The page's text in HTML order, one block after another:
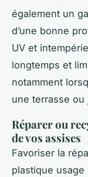
également un
d’une bonne
UV et
longtemps et
notamment
une terrasse ou
Réparer ou
de vos assises
Favoriser la
plastique